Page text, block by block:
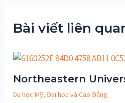
Bài viết liên
Northeastern
Du học Mỹ,Đại học và Cao Đẳng